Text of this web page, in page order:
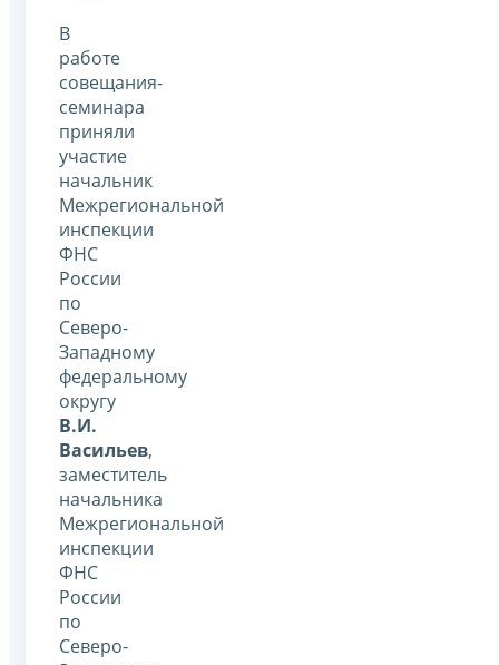
В
работе
совещания-
семинара
приняли
участие
начальник
Межрегиональной
инспекции
ФНС
России
по
Северо-
Западному
федеральному
округу
В.И.
Васильев,
заместитель
начальника
Межрегиональной
инспекции
ФНС
России
по
Северо-